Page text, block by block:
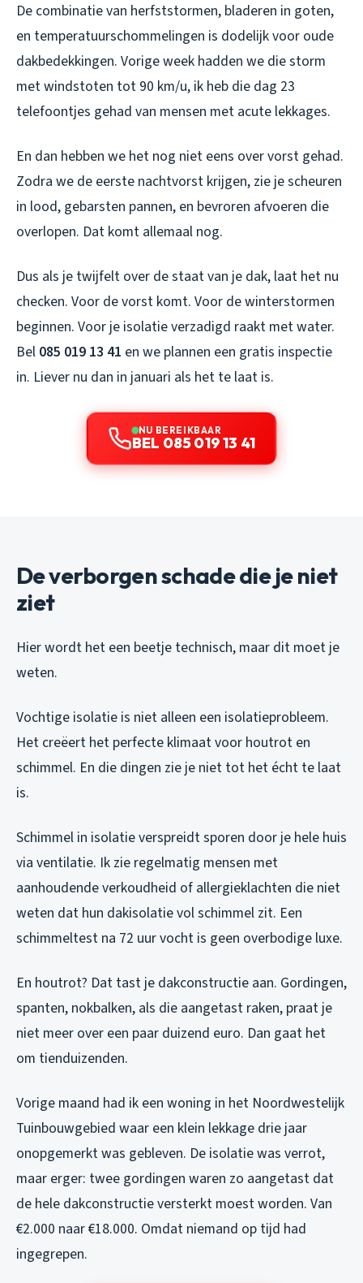
De combinatie van herfststormen, bladeren in goten,
en temperatuurschommelingen is dodelijk voor oude
dakbedekkingen. Vorige week hadden we die storm
met windstoten tot 90 km/u, ik heb die dag 23
telefoontjes gehad van mensen met acute lekkages.
En dan hebben we het nog niet eens over vorst gehad.
Zodra we de eerste nachtvorst krijgen, zie je scheuren
in lood, gebarsten pannen, en bevroren afvoeren die
overlopen. Dat komt allemaal nog.
Dus als je twijfelt over de staat van je dak, laat het nu
checken. Voor de vorst komt. Voor de winterstormen
beginnen. Voor je isolatie verzadigd raakt met water.
Bel 085 019 13 41 en we plannen een gratis inspectie
in. Liever nu dan in januari als het te laat is.
NU BEREIKBAAR
BEL 085 019 13 41
De verborgen schade die je niet
ziet
Hier wordt het een beetje technisch, maar dit moet je
weten.
Vochtige isolatie is niet alleen een isolatieprobleem.
Het creëert het perfecte klimaat voor houtrot en
schimmel. En die dingen zie je niet tot het écht te laat
is.
Schimmel in isolatie verspreidt sporen door je hele huis
via ventilatie. Ik zie regelmatig mensen met
aanhoudende verkoudheid of allergieklachten die niet
weten dat hun dakisolatie vol schimmel zit. Een
schimmeltest na 72 uur vocht is geen overbodige luxe.
En houtrot? Dat tast je dakconstructie aan. Gordingen,
spanten, nokbalken, als die aangetast raken, praat je
niet meer over een paar duizend euro. Dan gaat het
om tienduizenden.
Vorige maand had ik een woning in het Noordwestelijk
Tuinbouwgebied waar een klein lekkage drie jaar
onopgemerkt was gebleven. De isolatie was verrot,
maar erger: twee gordingen waren zo aangetast dat
de hele dakconstructie versterkt moest worden. Van
€2.000 naar €18.000. Omdat niemand op tijd had
ingegrepen.